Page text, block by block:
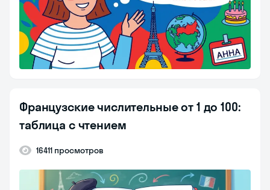
Французские числительные от 1 до 100:
таблица с чтением
16411 просмотров